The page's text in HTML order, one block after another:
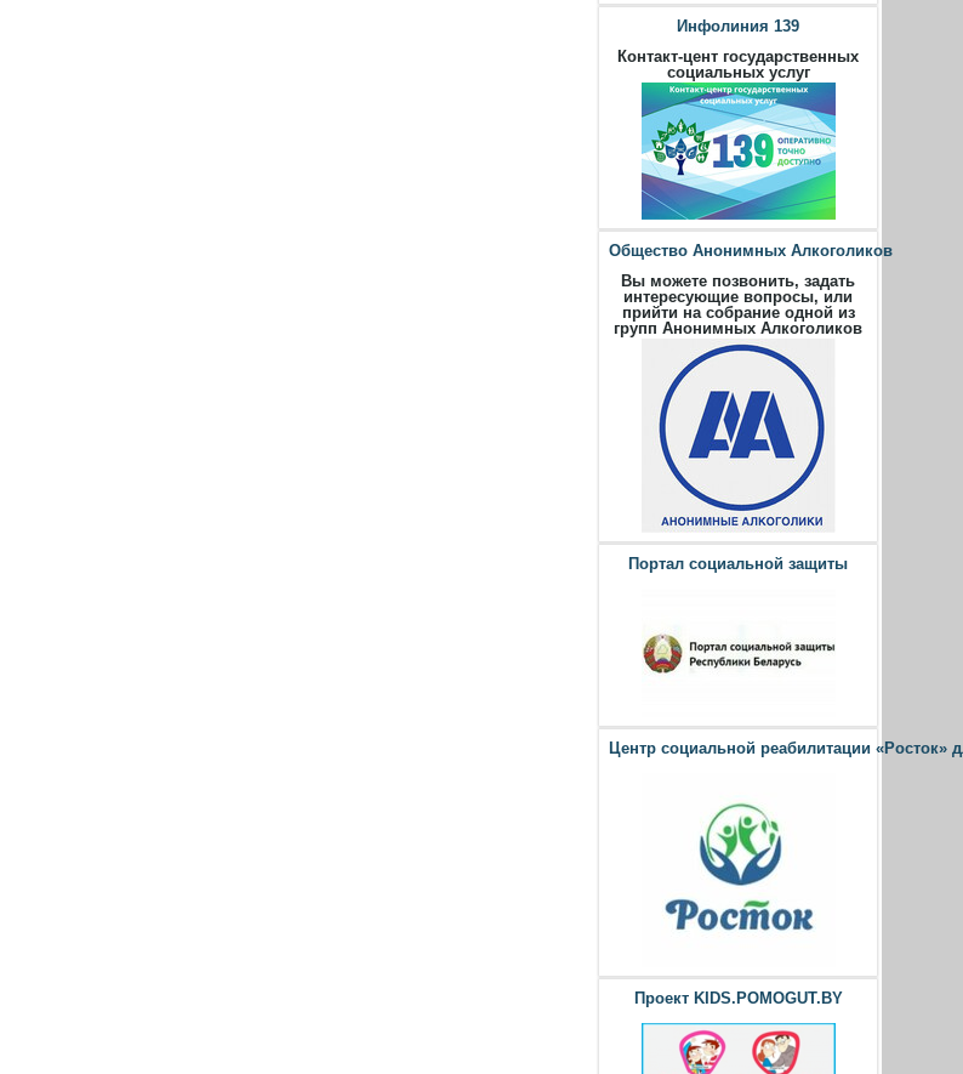
Инфолиния 139
Контакт-цент государственных
социальных услуг
Общество Анонимных Алкоголиков
Вы можете позвонить, задать
интересующие вопросы, или
прийти на собрание одной из
групп Анонимных Алкоголиков
Портал социальной защиты
Центр социальной реабилитации
Проект KIDS.POMOGUT.BY